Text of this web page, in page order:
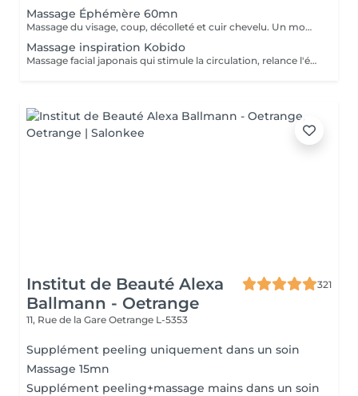
Massage Éphémère 60mn
Massage du visage, coup, décolleté et cuir chevelu. Un moment de relaxation profonde pour relâcher les tensions, apaiser l'esprit et favoriser le lâcher prise.
Massage inspiration Kobido
Massage facial japonais qui stimule la circulation, relance l'énergie du visage et procure un effet liftant naturel.
Institut de Beauté Alexa
Ballmann - Oetrange
321
11, Rue de la Gare Oetrange L-5353
Supplément peeling uniquement dans un soin
Massage 15mn
Supplément peeling+massage mains dans un soin